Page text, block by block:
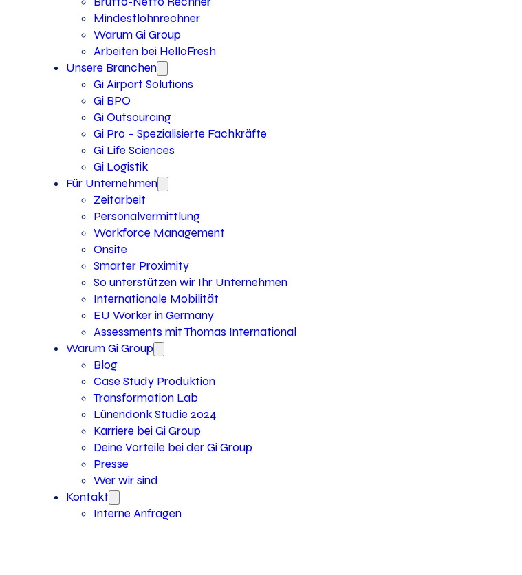
Mindestlohnrechner
Warum Gi Group
Arbeiten bei HelloFresh
Unsere Branchen
Gi Airport Solutions
Gi BPO
Gi Outsourcing
Gi Pro – Spezialisierte Fachkräfte
Gi Life Sciences
Gi Logistik
Für Unternehmen
Zeitarbeit
Personalvermittlung
Workforce Management
Onsite
Smarter Proximity
So unterstützen wir Ihr Unternehmen
Internationale Mobilität
EU Worker in Germany
Assessments mit Thomas International
Warum Gi Group
Blog
Case Study Produktion
Transformation Lab
Lünendonk Studie 2024
Karriere bei Gi Group
Deine Vorteile bei der Gi Group
Presse
Wer wir sind
Kontakt
Interne Anfragen